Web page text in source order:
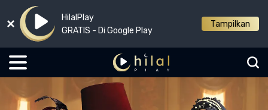
HilalPlay
GRATIS - Di Google Play
Tampilkan